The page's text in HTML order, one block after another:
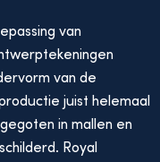
van
van de
juist helemaal
in mallen en
Royal